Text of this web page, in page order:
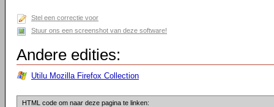
Stel een correctie voor
Stuur ons een screenshot van deze software!
Andere edities:
Utilu Mozilla Firefox Collection
HTML code om naar deze pagina te linken: